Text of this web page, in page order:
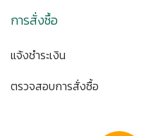
การสั่งซื้อ
แจ้งชำระเงิน
ตรวจสอบการสั่งซื้อ